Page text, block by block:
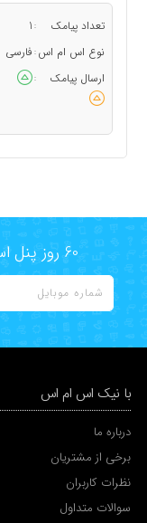
تعداد پیامک :
1
نوع اس ام اس : فارسی
ارسال پیامک
:
60 روز پنل اس ام اس رایگان، امتحان کنید!
با نیک اس ام اس
درباره ما
برخی از مشتریان
نظرات کاربران
سوالات متداول